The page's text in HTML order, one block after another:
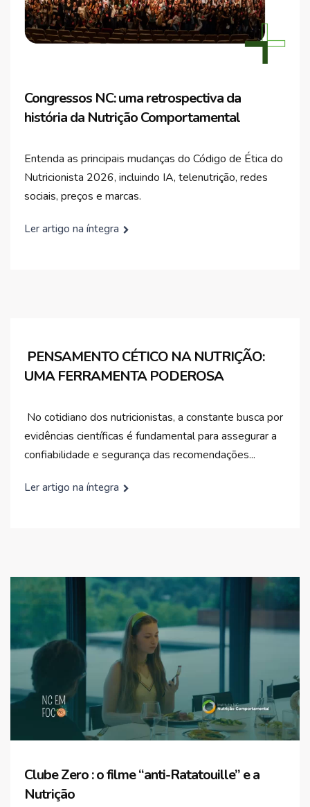
Congressos NC: uma retrospectiva da
história da Nutrição Comportamental
Entenda as principais mudanças do Código de Ética do
Nutricionista 2026, incluindo IA, telenutrição, redes
sociais, preços e marcas.
Ler artigo na íntegra
PENSAMENTO CÉTICO NA NUTRIÇÃO:
UMA FERRAMENTA PODEROSA
No cotidiano dos nutricionistas, a constante busca por
evidências científicas é fundamental para assegurar a
confiabilidade e segurança das recomendações...
Ler artigo na íntegra
Clube Zero : o filme “anti-Ratatouille” e a
Nutrição